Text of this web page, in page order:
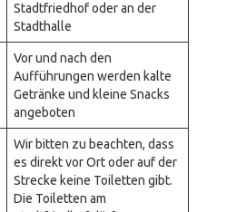
Stadtfriedhof oder an der
Stadthalle
Vor und nach den
Aufführungen werden kalte
Getränke und kleine Snacks
angeboten
Wir bitten zu beachten, dass
es direkt vor Ort oder auf der
Strecke keine Toiletten gibt.
Die Toiletten am